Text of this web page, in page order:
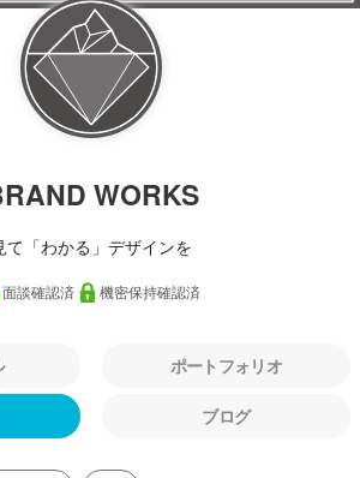
WORKS
て「わかる」デザインを
面談確認済 機密保持確認済
ポートフォリオ
ブログ